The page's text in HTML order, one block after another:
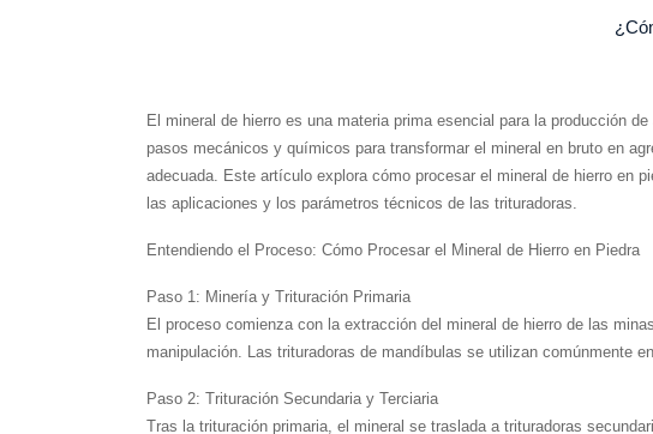
El mineral de hierro es una materia prima esencial para la producción
pasos mecánicos y químicos para transformar el mineral en bruto en
adecuada. Este artículo explora cómo procesar el mineral de hierro en
las aplicaciones y los parámetros técnicos de las trituradoras.
Entendiendo el Proceso: Cómo Procesar el Mineral de Hierro en Piedra
Paso 1: Minería y Trituración Primaria
El proceso comienza con la extracción del mineral de hierro de las
manipulación. Las trituradoras de mandíbulas se utilizan comúnmente
Paso 2: Trituración Secundaria y Terciaria
Tras la trituración primaria, el mineral se traslada a trituradoras